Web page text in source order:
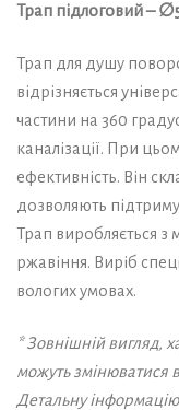
Трап підлоговий –
Трап для душу
відрізняється
частини на 360
каналізації. При
ефективність. Він
дозволяють
Трап виробляється з
ржавіння. Виріб
вологих умовах.
* Зовнішній вигляд,
можуть
Детальну